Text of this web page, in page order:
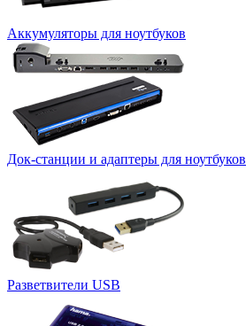
Аккумуляторы для ноутбуков
Док-станции и адаптеры для ноутбуков
Разветвители USB